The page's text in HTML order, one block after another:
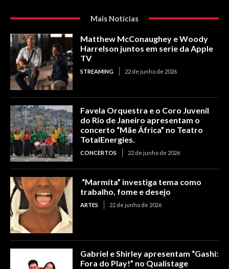
Mais Notícias
Matthew McConaughey e Woody
Harrelson juntos em serie da Apple
TV
STREAMING 22 de junho de 2026
Favela Orquestra e o Coro Juvenil
do Rio de Janeiro apresentam o
concerto “Mãe África” no Teatro
TotalEnergies.
CONCERTOS 22 de junho de 2026
“Marmita” investiga tema como
trabalho, fome e desejo
ARTES 22 de junho de 2026
Gabriel e Shirley apresentam “Gashi:
Fora do Play!” no Qualistage